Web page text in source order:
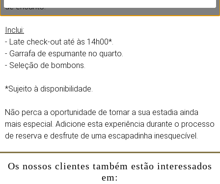
de encanto.
Inclui:
- Late check-out até às 14h00*.
- Garrafa de espumante no quarto.
- Seleção de bombons.
*Sujeito à disponibilidade.
Não perca a oportunidade de tornar a sua estadia ainda
mais especial. Adicione esta experiência durante o processo
de reserva e desfrute de uma escapadinha inesquecível.
Os nossos clientes também estão interessados
em: